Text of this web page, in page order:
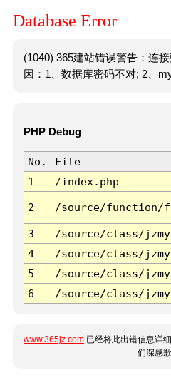
Database Error
(1040) 365建站错误警告：连
因：1、数据库密码不对; 2、
PHP Debug
No. File
1
/index.php
2 /source/function/
3 /source/class/
4
/source/class/
5
/source/class/
6
/source/class/
www.365jz.com 已经将此出错信息详
们深感